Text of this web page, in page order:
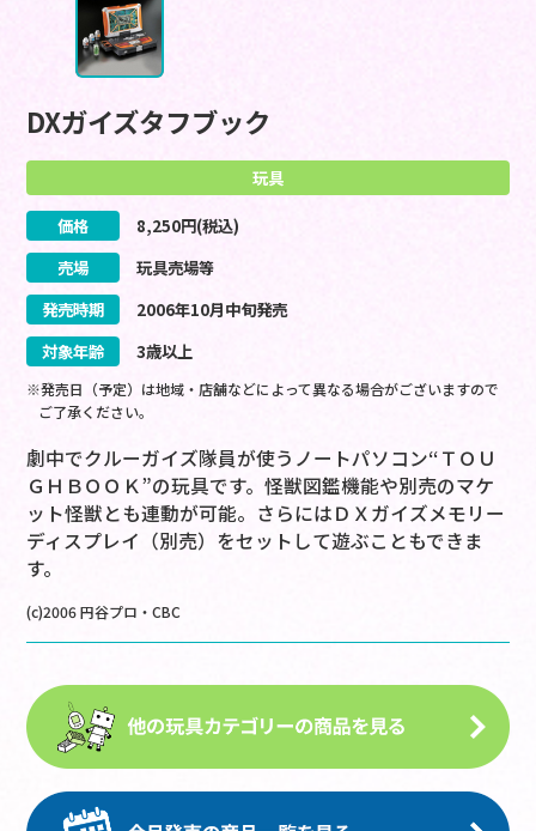
DXガイズタフブック
玩具
価格 8,250円(税込)
売場
玩具売場等
発売時期
2006年10月中旬発売
対象年齢
3歳以上
※発売日（予定）は地域・店舗などによって異なる場合がございますので
ご了承ください。
劇中でクルーガイズ隊員が使うノートパソコン“ＴＯＵ
ＧＨＢＯＯＫ”の玩具です。怪獣図鑑機能や別売のマケ
ット怪獣とも連動が可能。さらにはＤＸガイズメモリー
ディスプレイ（別売）をセットして遊ぶこともできま
す。
(c)2006 円谷プロ・CBC